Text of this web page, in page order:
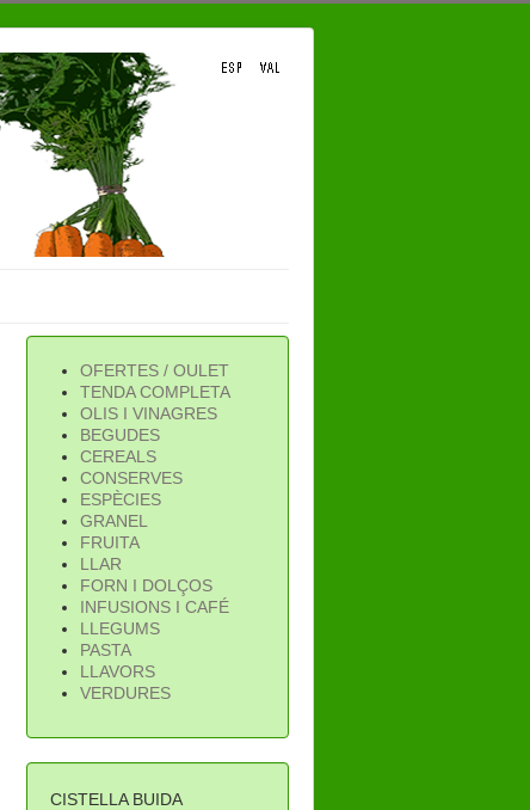
OFERTES / OULET
TENDA COMPLETA
OLIS I VINAGRES
BEGUDES
CEREALS
CONSERVES
ESPÈCIES
GRANEL
FRUITA
LLAR
FORN I DOLÇOS
INFUSIONS I CAFÉ
LLEGUMS
PASTA
LLAVORS
VERDURES
CISTELLA BUIDA